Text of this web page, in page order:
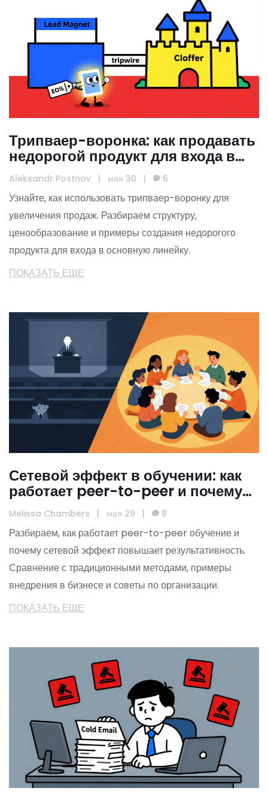
Трипваер-воронка: как продавать
недорогой продукт для входа в
основную линейку
Aleksandr Postnov | мая 30 | 6
Узнайте, как использовать трипваер-воронку для
увеличения продаж. Разбираем структуру,
ценообразование и примеры создания недорогого
продукта для входа в основную линейку.
ПОКАЗАТЬ ЕЩЕ
Сетевой эффект в обучении: как
работает peer-to-peer и почему
он эффективнее лекций
Melissa Chambers | мая 29 | 8
Разбираем, как работает peer-to-peer обучение и
почему сетевой эффект повышает результативность.
Сравнение с традиционными методами, примеры
внедрения в бизнесе и советы по организации.
ПОКАЗАТЬ ЕЩЕ